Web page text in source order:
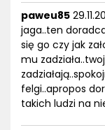
paweu85
jaga..ten
się go czy jak
mu
felgi..apropos
takich ludzi na